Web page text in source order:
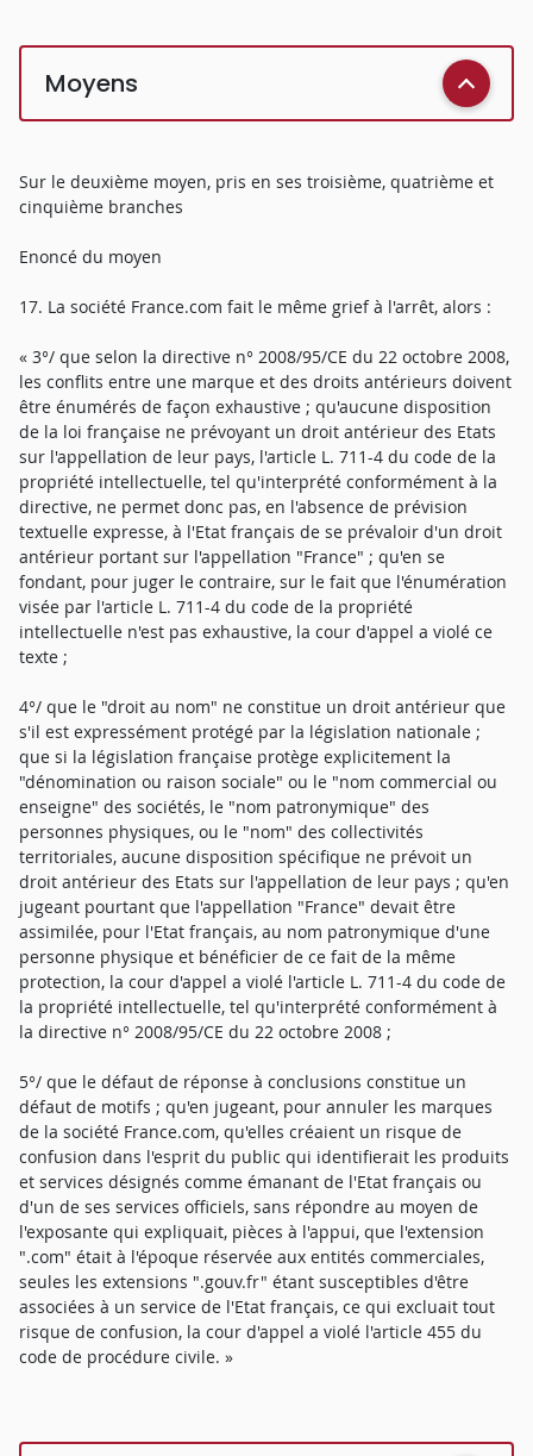
Moyens
Sur le deuxième moyen, pris en ses troisième, quatrième et
cinquième branches
Enoncé du moyen
17. La société France.com fait le même grief à l'arrêt, alors :
« 3°/ que selon la directive n° 2008/95/CE du 22 octobre 2008,
les conflits entre une marque et des droits antérieurs doivent
être énumérés de façon exhaustive ; qu'aucune disposition
de la loi française ne prévoyant un droit antérieur des Etats
sur l'appellation de leur pays, l'article L. 711-4 du code de la
propriété intellectuelle, tel qu'interprété conformément à la
directive, ne permet donc pas, en l'absence de prévision
textuelle expresse, à l'Etat français de se prévaloir d'un droit
antérieur portant sur l'appellation "France" ; qu'en se
fondant, pour juger le contraire, sur le fait que l'énumération
visée par l'article L. 711-4 du code de la propriété
intellectuelle n'est pas exhaustive, la cour d'appel a violé ce
texte ;
4°/ que le "droit au nom" ne constitue un droit antérieur que
s'il est expressément protégé par la législation nationale ;
que si la législation française protège explicitement la
"dénomination ou raison sociale" ou le "nom commercial ou
enseigne" des sociétés, le "nom patronymique" des
personnes physiques, ou le "nom" des collectivités
territoriales, aucune disposition spécifique ne prévoit un
droit antérieur des Etats sur l'appellation de leur pays ; qu'en
jugeant pourtant que l'appellation "France" devait être
assimilée, pour l'Etat français, au nom patronymique d'une
personne physique et bénéficier de ce fait de la même
protection, la cour d'appel a violé l'article L. 711-4 du code de
la propriété intellectuelle, tel qu'interprété conformément à
la directive n° 2008/95/CE du 22 octobre 2008 ;
5°/ que le défaut de réponse à conclusions constitue un
défaut de motifs ; qu'en jugeant, pour annuler les marques
de la société France.com, qu'elles créaient un risque de
confusion dans l'esprit du public qui identifierait les produits
et services désignés comme émanant de l'Etat français ou
d'un de ses services officiels, sans répondre au moyen de
l'exposante qui expliquait, pièces à l'appui, que l'extension
".com" était à l'époque réservée aux entités commerciales,
seules les extensions ".gouv.fr" étant susceptibles d'être
associées à un service de l'Etat français, ce qui excluait tout
risque de confusion, la cour d'appel a violé l'article 455 du
code de procédure civile. »